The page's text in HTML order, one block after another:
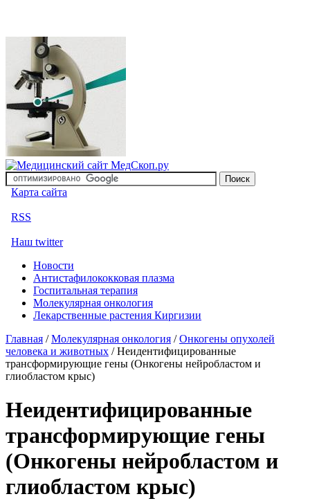
Карта сайта
RSS
Наш twitter
Новости
Антистафилококковая плазма
Госпитальная терапия
Молекулярная онкология
Лекарственные растения Киргизии
Главная /Молекулярная онкология /Онкогены опухолей
человека и животных /Неидентифицированные
трансформирующие гены (Онкогены нейробластом и
глиобластом крыс)
Неидентифицированные
трансформирующие гены
(Онкогены нейробластом и
глиобластом крыс)